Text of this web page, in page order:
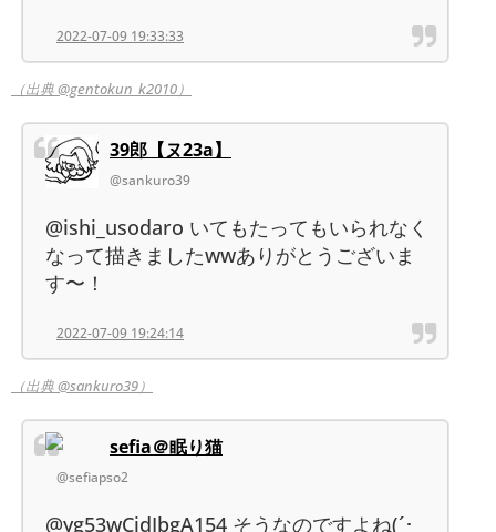
2022-07-09 19:33:33
（出典 @gentokun_k2010）
39郎【ヌ23a】
@sankuro39
@ishi_usodaro いてもたってもいられなく
なって描きましたwwありがとうございま
す〜！
2022-07-09 19:24:14
（出典 @sankuro39）
sefia＠眠り猫
@sefiapso2
@yg53wCidIbgA154 そうなのですよね(´･